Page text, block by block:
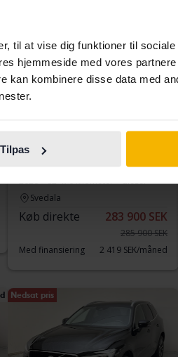
til at vise dig funktioner til
hjemmeside med vores
kan kombinere disse data med
TilpasVolvo V60
2020
82 470 kilometer
diesel
Svedala
Køb direkte 283 900 SEK
285 900 SEK
Med finansiering
2 419 SEK/måned
Nedsat pris